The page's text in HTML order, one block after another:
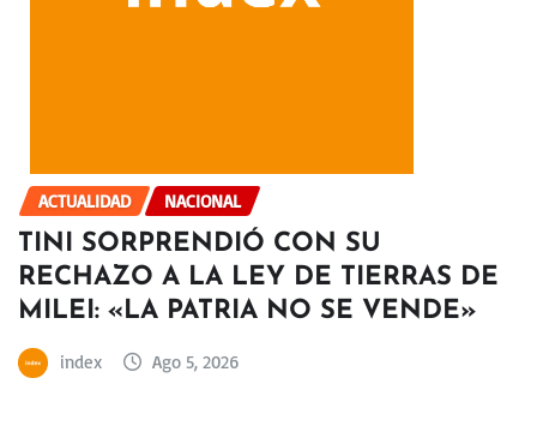
ACTUALIDAD NACIONAL
TINI SORPRENDIÓ CON SU
RECHAZO A LA LEY DE TIERRAS DE
MILEI: «LA PATRIA NO SE VENDE»
index Ago 5, 2026